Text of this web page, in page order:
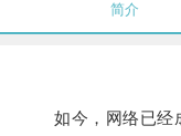
简介
如今，网络已经成